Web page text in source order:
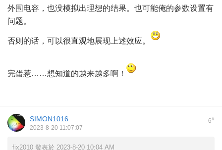
外围电容，也没模拟出理想的结果。也可能俺的参数设置有
问题。
否则的话，可以很直观地展现上述效应。
完蛋惹……想知道的越来越多啊！
6#
SIMON1016
2023-8-20 11:07:07
fix2010 發表於 2023-8-20 10:04 AM